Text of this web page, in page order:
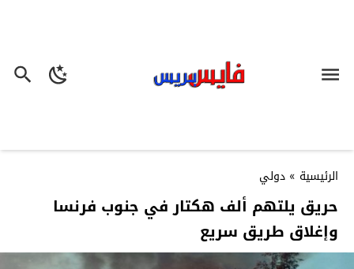
الرئيسية » دولي
حريق يلتهم ألف هكتار في جنوب فرنسا
وإغلاق طريق سريع